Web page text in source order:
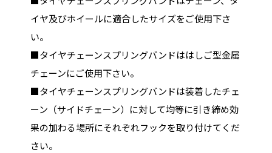
イヤ及びホイールに適合したサイズをご使用下さ
い。
■タイヤチェーンスプリングバンドははしご型金属
チェーンにご使用下さい。
■タイヤチェーンスプリングバンドは装着したチェ
ーン（サイドチェーン）に対して均等に引き締め効
果の加わる場所にそれぞれフックを取り付けてくだ
さい。